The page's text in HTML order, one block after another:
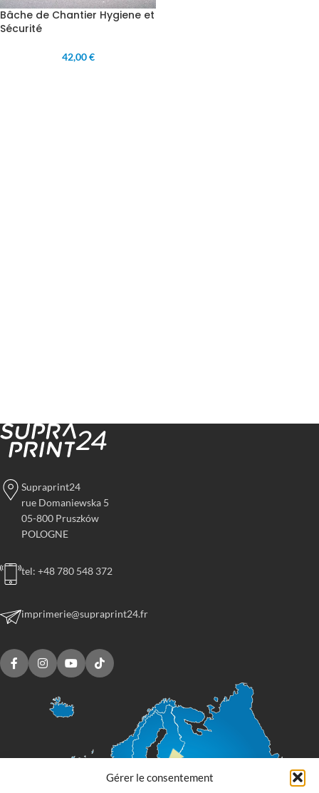
Gérer le consentement
Bâche de Chantier Hygiene et
Sécurité
42,00 €
Supraprint24
rue Domaniewska 5
05-800 Pruszków
POLOGNE
tel: +48 780 548 372
imprimerie@supraprint24.fr